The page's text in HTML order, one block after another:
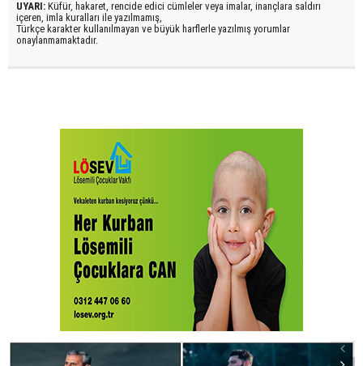
UYARI: Küfür, hakaret, rencide edici cümleler veya imalar, inançlara saldırı
içeren, imla kuralları ile yazılmamış,
Türkçe karakter kullanılmayan ve büyük harflerle yazılmış yorumlar
onaylanmamaktadır.